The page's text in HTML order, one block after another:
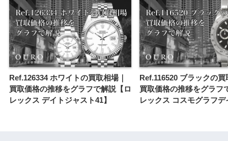
Ref.126334 ホワイトの買取相場｜
買取価格の推移をグラフで解説【ロ
レックス デイトジャスト41】
Ref.116520 ブラックの買
買取価格の推移をグラフ
レックス コスモグラフデ